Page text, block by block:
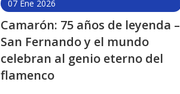
07 Ene 2026
Camarón: 75 años de leyenda –
San Fernando y el mundo
celebran al genio eterno del
flamenco